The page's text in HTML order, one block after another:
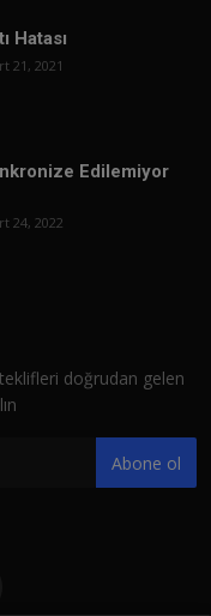
Hatası
21, 2021
Edilemiyor
24, 2022
doğrudan gelen
Abone ol